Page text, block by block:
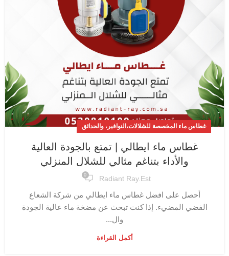
غطاس ماء المخصصة للشلالات،النوافير، والحدائق
غطاس ماء ايطالي | تمتع بالجودة العالية
والأداء بتناغم مثالي للشلال المنزلي
Radiant Ray.est
0
أحصل على افضل غطاس ماء ايطالي من شركة الشعاع
الفضي المضيء. إذا كنت تبحث عن مضخة ماء عالية الجودة
وال...
أكمل القراءة